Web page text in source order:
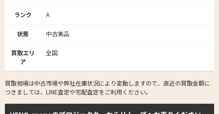
ランク A
状態 中古美品
買取エリ
ア
全国
買取相場は中古市場や弊社在庫状況により変動しますので、直近の買取金額に
つきましては、LINE査定や宅配査定をご利用ください。